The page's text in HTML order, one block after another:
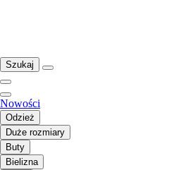
Szukaj
Nowości
Odzież
Duże rozmiary
Buty
Bielizna